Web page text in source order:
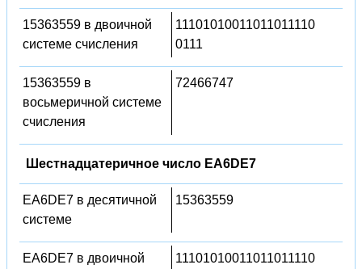
15363559 в двоичной
системе счисления
11101010011011011110
0111
15363559 в
восьмеричной системе
счисления
72466747
Шестнадцатеричное число EA6DE7
EA6DE7 в десятичной
системе
15363559
EA6DE7 в двоичной
11101010011011011110